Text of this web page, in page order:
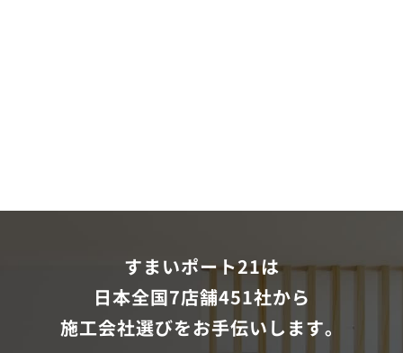
すまいポート21は
日本全国7店舗451社から
施工会社選びをお手伝いします。